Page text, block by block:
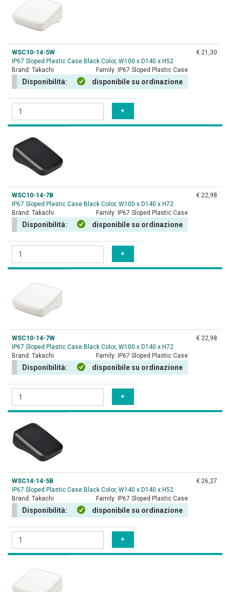
WSC10-14-5W
IP67 Sloped Plastic Case Black Color, W100 x D140 x H52
Brand: Takachi Family: IP67 Sloped Plastic Case
Disponibilità: disponibile su ordinazione
€ 21,30
WSC10-14-7B
IP67 Sloped Plastic Case Black Color, W100 x D140 x H72
Brand: Takachi Family: IP67 Sloped Plastic Case
Disponibilità: disponibile su ordinazione
€ 22,98
WSC10-14-7W
IP67 Sloped Plastic Case Black Color, W100 x D140 x H72
Brand: Takachi Family: IP67 Sloped Plastic Case
Disponibilità: disponibile su ordinazione
€ 22,98
WSC14-14-5B
IP67 Sloped Plastic Case Black Color, W140 x D140 x H52
Brand: Takachi Family: IP67 Sloped Plastic Case
Disponibilità: disponibile su ordinazione
€ 26,27